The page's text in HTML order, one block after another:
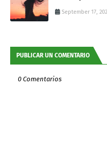
September 17,
PUBLICAR UN COMENTARIO
0 Comentarios